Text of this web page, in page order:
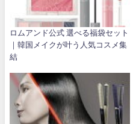
ロムアンド公式 選べる福袋セット
｜韓国メイクが叶う人気コスメ集
結